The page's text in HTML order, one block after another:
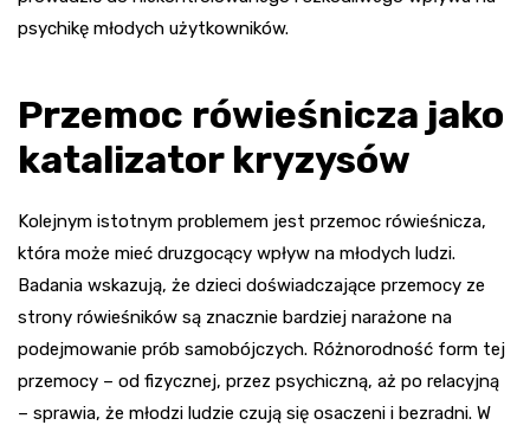
psychikę młodych użytkowników.
Przemoc rówieśnicza jako
katalizator kryzysów
Kolejnym istotnym problemem jest przemoc rówieśnicza,
która może mieć druzgocący wpływ na młodych ludzi.
Badania wskazują, że dzieci doświadczające przemocy ze
strony rówieśników są znacznie bardziej narażone na
podejmowanie prób samobójczych. Różnorodność form tej
przemocy – od fizycznej, przez psychiczną, aż po relacyjną
– sprawia, że młodzi ludzie czują się osaczeni i bezradni. W